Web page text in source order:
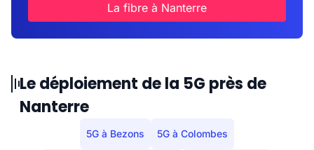
La fibre à Nanterre
Le déploiement de la 5G près de
Nanterre
5G à Bezons 5G à Colombes